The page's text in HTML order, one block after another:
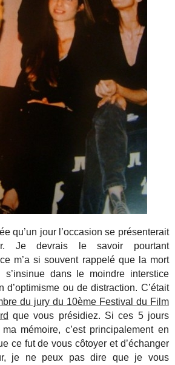
qu’un jour l’occasion se présenterait
Je devrais le savoir pourtant
m’a si souvent rappelé que la mort
dans le moindre interstice
d’optimisme ou de distraction. C’était
du jury du 10ème Festival du Film
que vous présidiez. Si ces 5 jours
mémoire, c’est principalement en
ce fut de vous côtoyer et d’échanger
je ne peux pas dire que je vous